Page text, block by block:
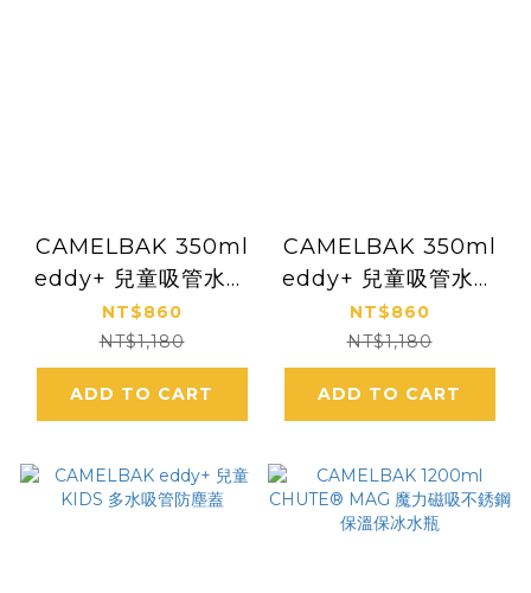
CAMELBAK 350ml
eddy+ 兒童吸管水壺
不鏽鋼 保冷保溫 [魔幻
獨角獸]
NT$860
NT$1,180
ADD TO CART
CAMELBAK 350ml
eddy+ 兒童吸管水壺
不鏽鋼 保冷保溫 [單車
狗狗]
NT$860
NT$1,180
ADD TO CART